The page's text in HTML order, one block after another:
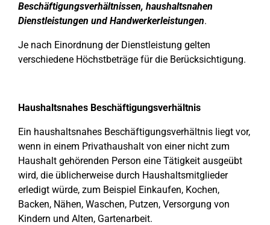
Beschäftigungsverhältnissen, haushaltsnahen
Dienstleistungen und Handwerkerleistungen.
Je nach Einordnung der Dienstleistung gelten
verschiedene Höchstbeträge für die Berücksichtigung.
Haushaltsnahes Beschäftigungsverhältnis
Ein haushaltsnahes Beschäftigungsverhältnis liegt vor,
wenn in einem Privathaushalt von einer nicht zum
Haushalt gehörenden Person eine Tätigkeit ausgeübt
wird, die üblicherweise durch Haushaltsmitglieder
erledigt würde, zum Beispiel Einkaufen, Kochen,
Backen, Nähen, Waschen, Putzen, Versorgung von
Kindern und Alten, Gartenarbeit.